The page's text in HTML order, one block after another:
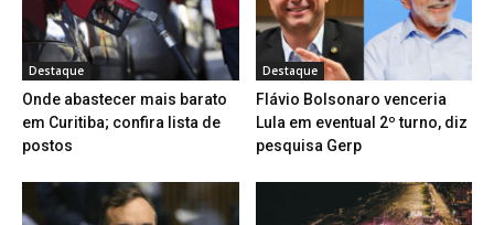
Destaque
Onde abastecer mais barato
em Curitiba; confira lista de
postos
Destaque
Flávio Bolsonaro venceria
Lula em eventual 2º turno, diz
pesquisa Gerp